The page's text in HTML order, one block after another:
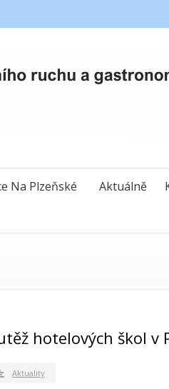
Na Plzeňské Aktuálně
hotelových škol v
Aktuality